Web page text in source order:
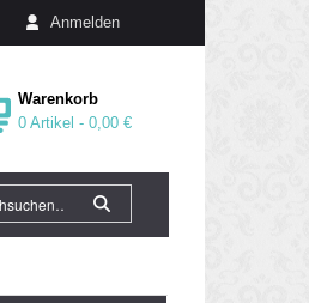
Anmelden
Warenkorb
0 Artikel -0,00 €